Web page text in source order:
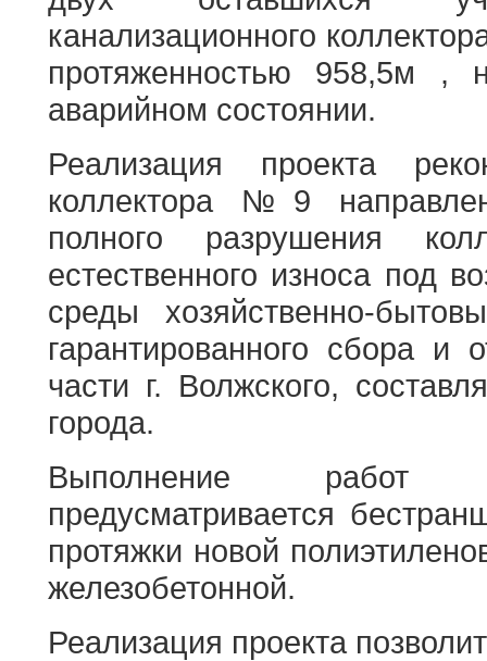
Вакансии
Анализ
Качество
Подать
канализационного
протяженностью 958,5м ,
аварийном состоянии.
Реализация проекта
коллектора №9
полного разрушения
естественного износа под
среды хозяйственно-
гарантированного сбора и
части г. Волжского,
города.
Выполнение работ
предусматривается
протяжки новой
железобетонной.
Реализация проекта